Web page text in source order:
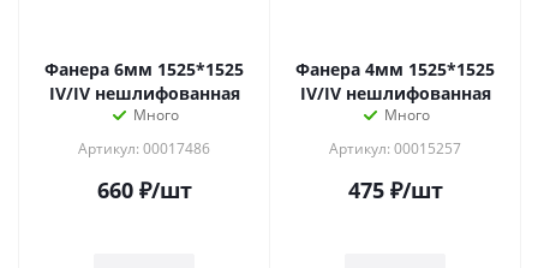
Фанера 6мм 1525*1525
IV/IV нешлифованная
Много
Артикул: 00017486
660₽/шт
Фанера 4мм 1525*1525
IV/IV нешлифованная
Много
Артикул: 00015257
475₽/шт